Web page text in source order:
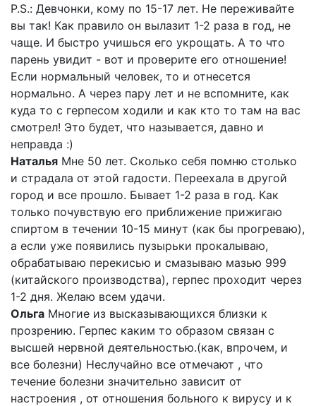
P.S.: Девчонки, кому по 15-17 лет. Не переживайте
вы так! Как правило он вылазит 1-2 раза в год, не
чаще. И быстро учишься его укрощать. А то что
парень увидит - вот и проверите его отношение!
Если нормальный человек, то и отнесется
нормально. А через пару лет и не вспомните, как
куда то с герпесом ходили и как кто то там на вас
смотрел! Это будет, что называется, давно и
неправда :)
Наталья Мне 50 лет. Сколько себя помню столько
и страдала от этой гадости. Переехала в другой
город и все прошло. Бывает 1-2 раза в год. Как
только почувствую его приближение прижигаю
спиртом в течении 10-15 минут (как бы прогреваю),
а если уже появились пузырьки прокалываю,
обрабатываю перекисью и смазываю мазью 999
(китайского производства), герпес проходит через
1-2 дня. Желаю всем удачи.
Ольга Многие из высказывающихся близки к
прозрению. Герпес каким то образом связан с
высшей нервной деятельностью.(как, впрочем, и
все болезни) Неслучайно все отмечают , что
течение болезни значительно зависит от
настроения , от отношения больного к вирусу и к